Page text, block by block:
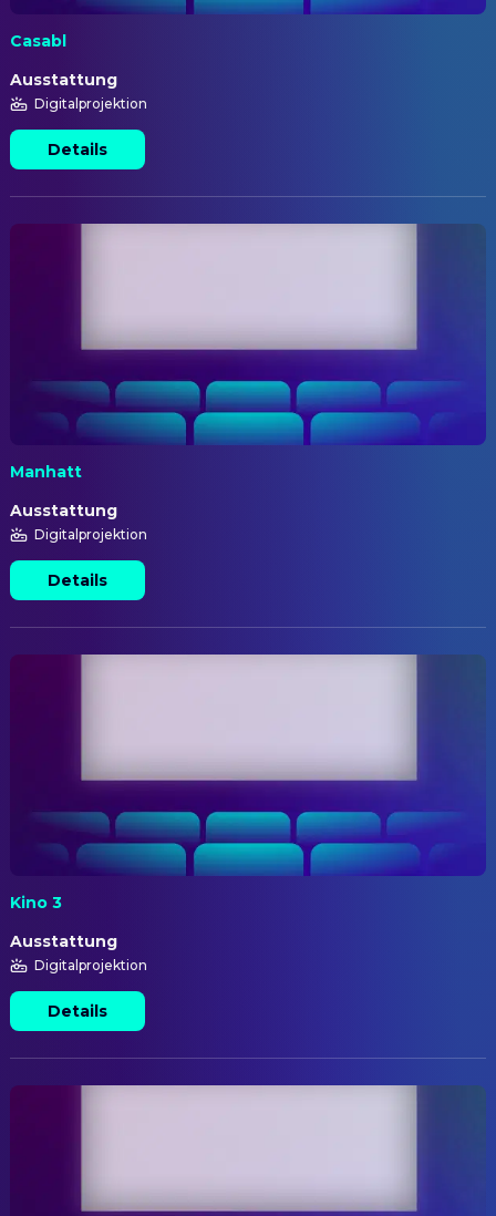
Casabl
Ausstattung
Digitalprojektion
Details
Manhatt
Ausstattung
Digitalprojektion
Details
Kino 3
Ausstattung
Digitalprojektion
Details